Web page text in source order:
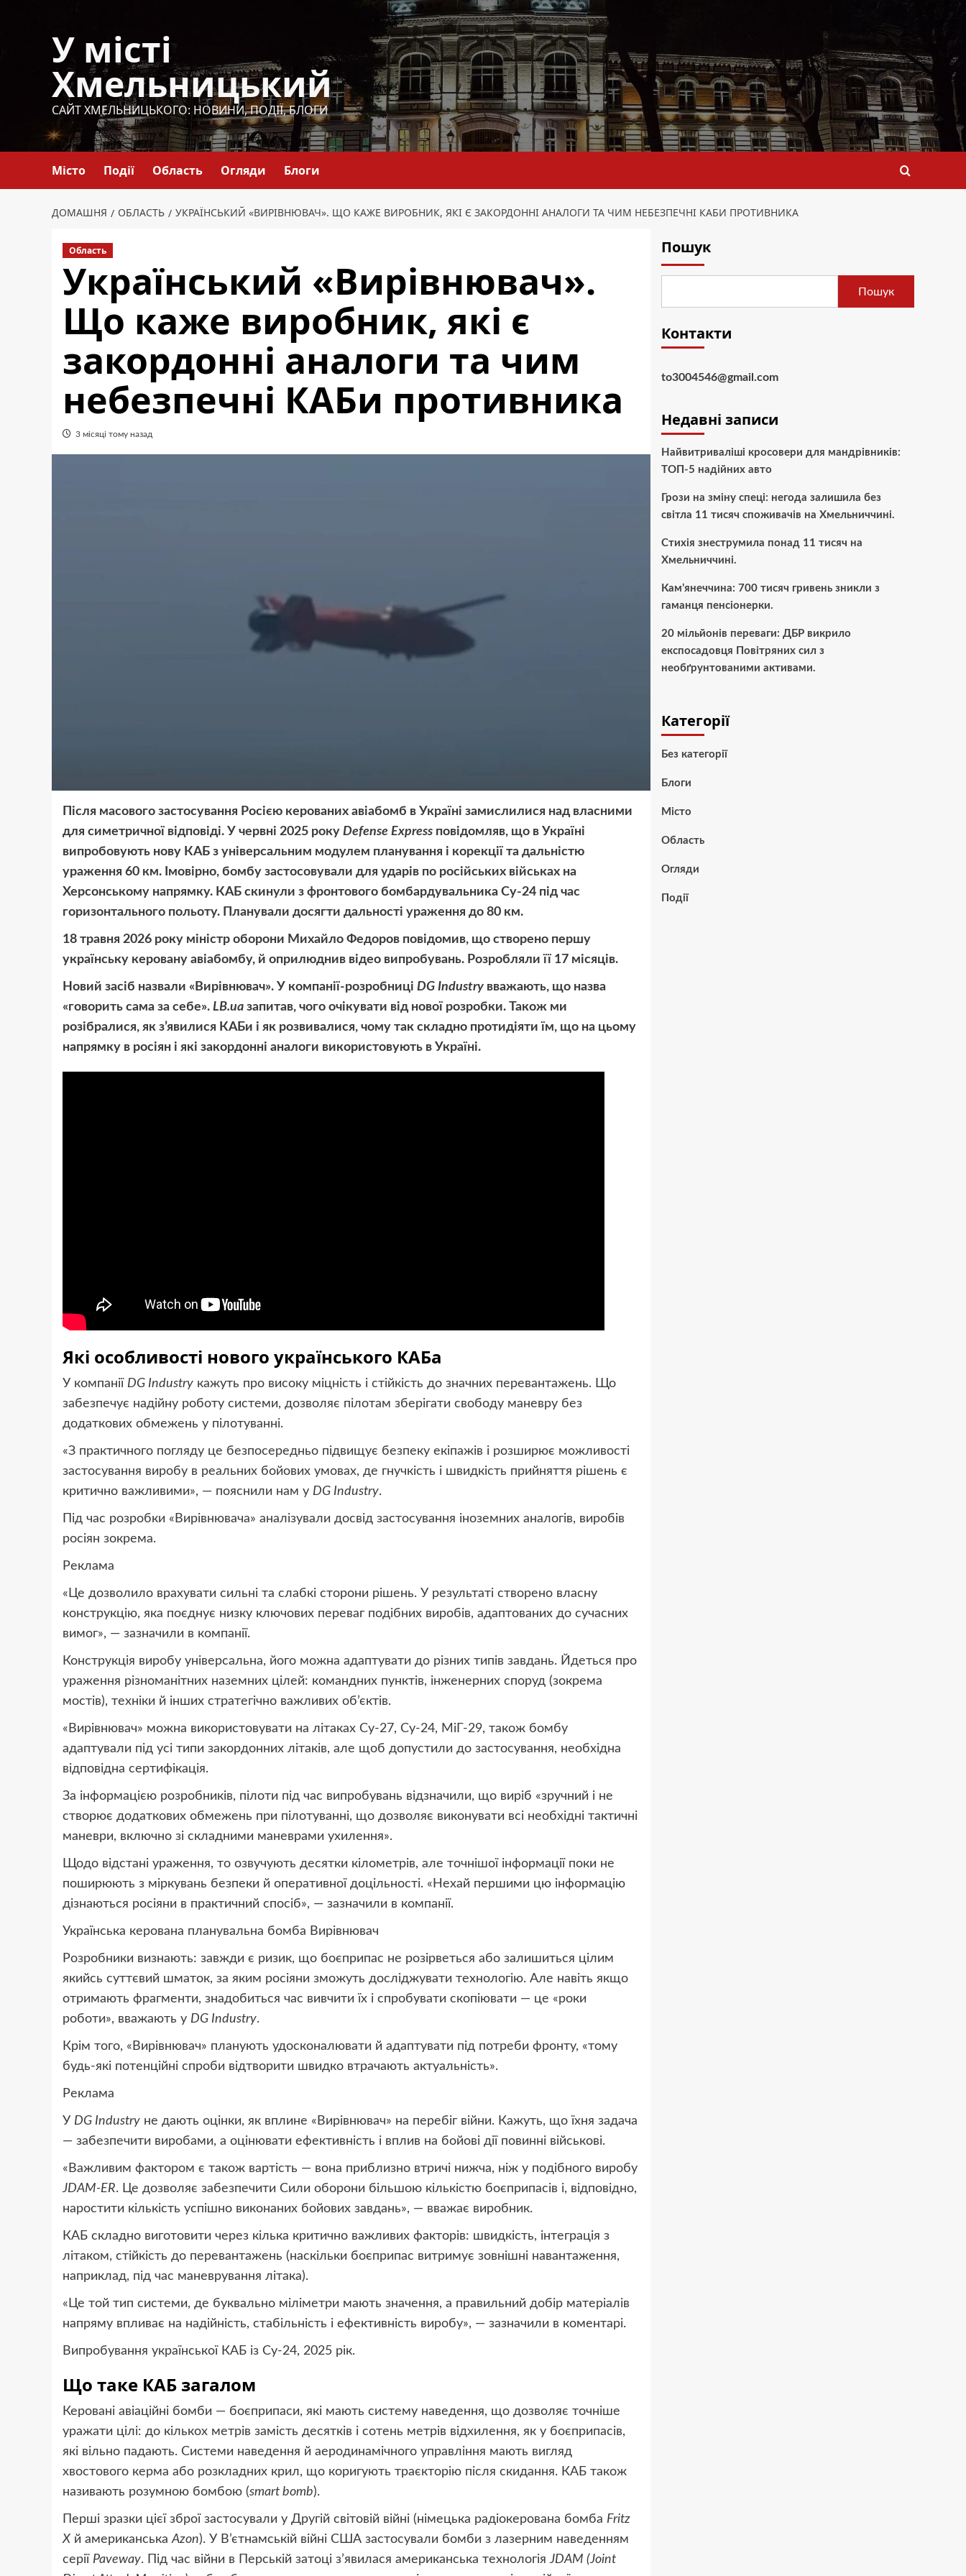
У місті
Хмельницький
САЙТ ХМЕЛЬНИЦЬКОГО: НОВИНИ, ПОДІЇ, БЛОГИ
Місто Події Область Огляди Блоги
ДОМАШНЯ ОБЛАСТЬ УКРАЇНСЬКИЙ «ВИРІВНЮВАЧ». ЩО КАЖЕ ВИРОБНИК, ЯКІ Є ЗАКОРДОННІ АНАЛОГИ ТА ЧИМ НЕБЕЗПЕЧНІ КАБИ ПРОТИВНИКА
Область
Український «Вирівнювач».
Що каже виробник, які є
закордонні аналоги та чим
небезпечні КАБи противника
3 місяці тому назад
Після масового застосування Росією керованих авіабомб в Україні замислилися над власними
для симетричної відповіді. У червні 2025 року Defense Express повідомляв, що в Україні
випробовують нову КАБ з універсальним модулем планування і корекції та дальністю
ураження 60 км. Імовірно, бомбу застосовували для ударів по російських військах на
Херсонському напрямку. КАБ скинули з фронтового бомбардувальника Су-24 під час
горизонтального польоту. Планували досягти дальності ураження до 80 км.
18 травня 2026 року міністр оборони Михайло Федоров повідомив, що створено першу
українську керовану авіабомбу, й оприлюднив відео випробувань. Розробляли її 17 місяців.
Новий засіб назвали «Вирівнювач». У компанії-розробниці DG Industry вважають, що назва
«говорить сама за себе». LB.ua запитав, чого очікувати від нової розробки. Також ми
розібралися, як з’явилися КАБи і як розвивалися, чому так складно протидіяти їм, що на цьому
напрямку в росіян і які закордонні аналоги використовують в Україні.
Які особливості нового українського КАБа
У компанії DG Industry кажуть про високу міцність і стійкість до значних перевантажень. Що
забезпечує надійну роботу системи, дозволяє пілотам зберігати свободу маневру без
додаткових обмежень у пілотуванні.
«З практичного погляду це безпосередньо підвищує безпеку екіпажів і розширює можливості
застосування виробу в реальних бойових умовах, де гнучкість і швидкість прийняття рішень є
критично важливими», — пояснили нам у DG Industry.
Під час розробки «Вирівнювача» аналізували досвід застосування іноземних аналогів, виробів
росіян зокрема.
Реклама
«Це дозволило врахувати сильні та слабкі сторони рішень. У результаті створено власну
конструкцію, яка поєднує низку ключових переваг подібних виробів, адаптованих до сучасних
вимог», — зазначили в компанії.
Конструкція виробу універсальна, його можна адаптувати до різних типів завдань. Йдеться про
ураження різноманітних наземних цілей: командних пунктів, інженерних споруд (зокрема
мостів), техніки й інших стратегічно важливих об’єктів.
«Вирівнювач» можна використовувати на літаках Су-27, Су-24, МіГ-29, також бомбу
адаптували під усі типи закордонних літаків, але щоб допустили до застосування, необхідна
відповідна сертифікація.
За інформацією розробників, пілоти під час випробувань відзначили, що виріб «зручний і не
створює додаткових обмежень при пілотуванні, що дозволяє виконувати всі необхідні тактичні
маневри, включно зі складними маневрами ухилення».
Щодо відстані ураження, то озвучують десятки кілометрів, але точнішої інформації поки не
поширюють з міркувань безпеки й оперативної доцільності. «Нехай першими цю інформацію
дізнаються росіяни в практичний спосіб», — зазначили в компанії.
Українська керована планувальна бомба Вирівнювач
Розробники визнають: завжди є ризик, що боєприпас не розірветься або залишиться цілим
якийсь суттєвий шматок, за яким росіяни зможуть досліджувати технологію. Але навіть якщо
отримають фрагменти, знадобиться час вивчити їх і спробувати скопіювати — це «роки
роботи», вважають у DG Industry.
Крім того, «Вирівнювач» планують удосконалювати й адаптувати під потреби фронту, «тому
будь-які потенційні спроби відтворити швидко втрачають актуальність».
Реклама
У DG Industry не дають оцінки, як вплине «Вирівнювач» на перебіг війни. Кажуть, що їхня задача
— забезпечити виробами, а оцінювати ефективність і вплив на бойові дії повинні військові.
«Важливим фактором є також вартість — вона приблизно втричі нижча, ніж у подібного виробу
JDAM-ER. Це дозволяє забезпечити Сили оборони більшою кількістю боєприпасів і, відповідно,
наростити кількість успішно виконаних бойових завдань», — вважає виробник.
КАБ складно виготовити через кілька критично важливих факторів: швидкість, інтеграція з
літаком, стійкість до перевантажень (наскільки боєприпас витримує зовнішні навантаження,
наприклад, під час маневрування літака).
«Це той тип системи, де буквально міліметри мають значення, а правильний добір матеріалів
напряму впливає на надійність, стабільність і ефективність виробу», — зазначили в коментарі.
Випробування української КАБ із Су-24, 2025 рік.
Що таке КАБ загалом
Керовані авіаційні бомби — боєприпаси, які мають систему наведення, що дозволяє точніше
уражати цілі: до кількох метрів замість десятків і сотень метрів відхилення, як у боєприпасів,
які вільно падають. Системи наведення й аеродинамічного управління мають вигляд
хвостового керма або розкладних крил, що коригують траєкторію після скидання. КАБ також
називають розумною бомбою (smart bomb).
Перші зразки цієї зброї застосували у Другій світовій війні (німецька радіокерована бомба Fritz
X й американськаAzon). У В’єтнамській війні США застосували бомби з лазерним наведенням
серії Paveway. Під час війни в Перській затоці з’явилася американська технологіяJDAM (Joint
Пошук
Пошук
Контакти
to3004546@gmail.com
Недавні записи
Найвитриваліші кросовери для мандрівників:
ТОП-5 надійних авто
Грози на зміну спеці: негода залишила без
світла 11 тисяч споживачів на Хмельниччині.
Стихія знеструмила понад 11 тисяч на
Хмельниччині.
Кам’янеччина: 700 тисяч гривень зникли з
гаманця пенсіонерки.
20 мільйонів переваги: ДБР викрило
експосадовця Повітряних сил з
необґрунтованими активами.
Категорії
Без категорії
Блоги
Місто
Область
Огляди
Події